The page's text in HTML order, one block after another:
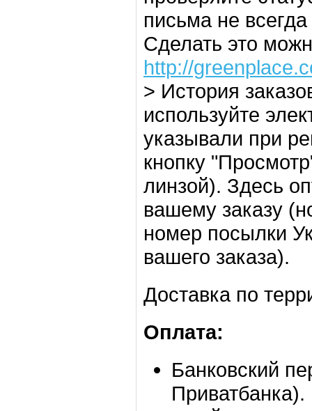
письма не
Сделать это
http://
> История
используйте
указывали при
кнопку
линзой). Здесь
вашему заказу
номер посылки
вашего заказа).
Доставка по
Оплата:
Банковский